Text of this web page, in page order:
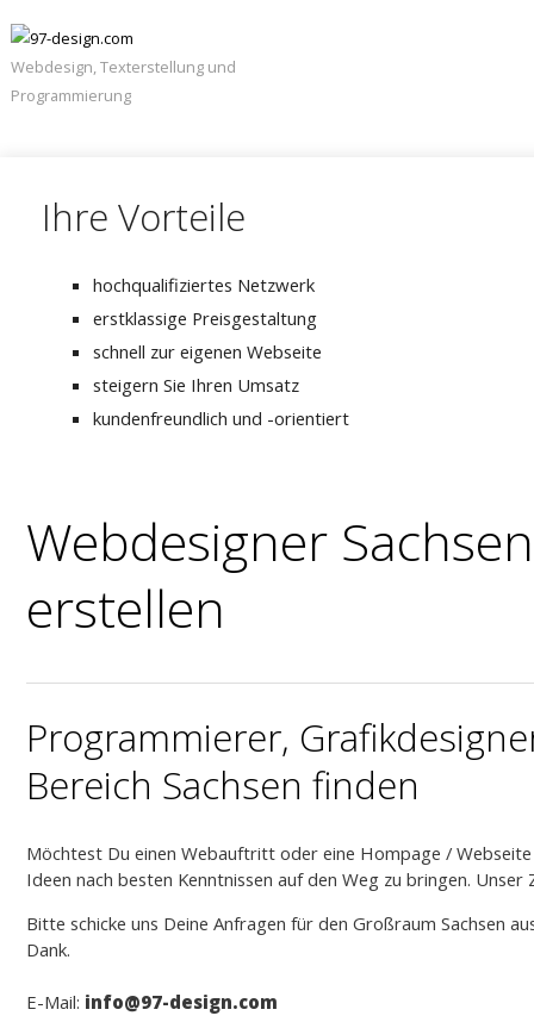
Webdesign, Texterstellung und
Programmierung
Karierre
Ihre Vorteile
hochqualifiziertes Netzwerk
erstklassige Preisgestaltung
schnell zur eigenen Webseite
steigern Sie Ihren Umsatz
kundenfreundlich und -orientiert
Webdesigner
erstellen
Programmierer,
Bereich Sachsen finden
Möchtest Du einen Webauftritt oder eine Hompage /
Ideen nach besten Kenntnissen auf den Weg zu bringen.
Bitte schicke uns Deine Anfragen für den Großraum Sachsen
Dank.
E-Mail: info@97-design.com